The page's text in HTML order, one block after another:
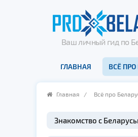
Ваш личный гид по
ГЛАВНАЯ ВСЁ ПРО
Главная / Всё про
Знакомство с